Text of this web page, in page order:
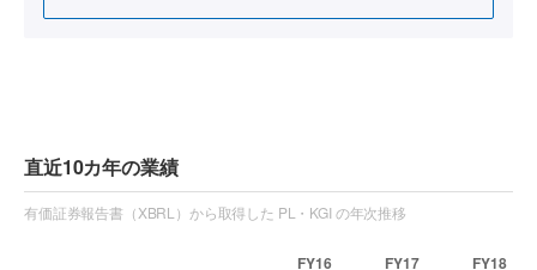
直近10カ年の業績
有価証券報告書（XBRL）から取得した PL・KGI の年次推移
FY16 FY17 FY18